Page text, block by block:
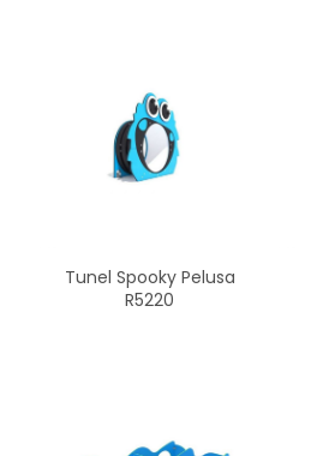
Tunel Spooky Pelusa
R5220